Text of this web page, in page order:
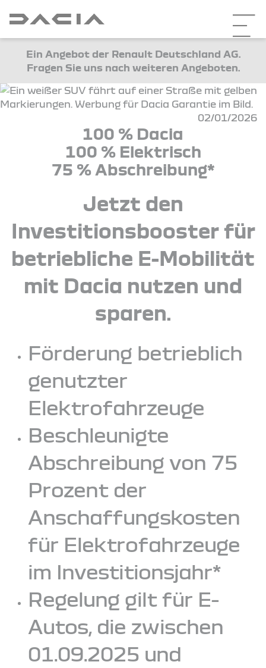
Ein Angebot der Renault Deutschland AG.
Fragen Sie uns nach weiteren Angeboten.
02/01/2026
100 % Dacia
100 % Elektrisch
75 % Abschreibung*
Jetzt den
Investitionsbooster für
betriebliche E-Mobilität
mit Dacia nutzen und
sparen.
Förderung betrieblich
genutzter
Elektrofahrzeuge
Beschleunigte
Abschreibung von 75
Prozent der
Anschaffungskosten
für Elektrofahrzeuge
im Investitionsjahr*
Regelung gilt für E-
Autos, die zwischen
01.09.2025 und